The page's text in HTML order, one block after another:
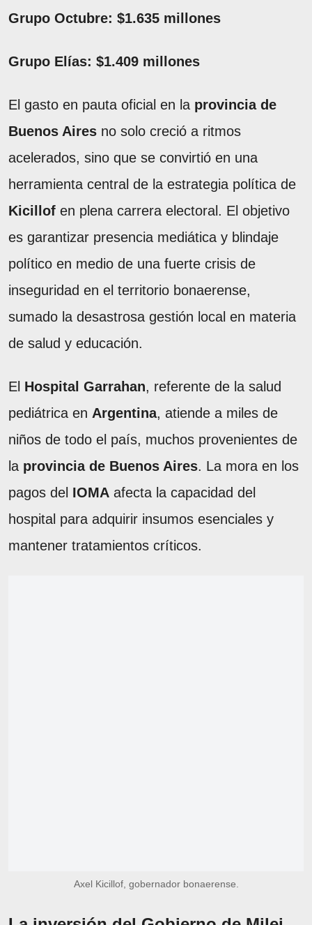
Grupo Octubre: $1.635 millones
Grupo Elías: $1.409 millones
El gasto en pauta oficial en la provincia de
Buenos Aires no solo creció a ritmos
acelerados, sino que se convirtió en una
herramienta central de la estrategia política de
Kicillof en plena carrera electoral. El objetivo
es garantizar presencia mediática y blindaje
político en medio de una fuerte crisis de
inseguridad en el territorio bonaerense,
sumado la desastrosa gestión local en materia
de salud y educación.
El Hospital Garrahan, referente de la salud
pediátrica en Argentina, atiende a miles de
niños de todo el país, muchos provenientes de
la provincia de Buenos Aires. La mora en los
pagos del IOMA afecta la capacidad del
hospital para adquirir insumos esenciales y
mantener tratamientos críticos.
Axel Kicillof, gobernador bonaerense.